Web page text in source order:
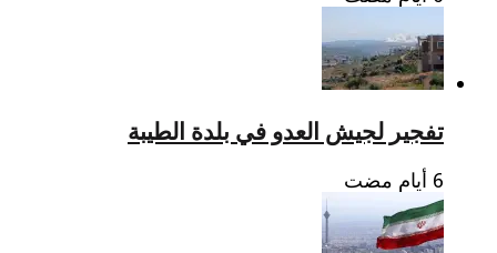
تفجير لجيش العدو في بلدة الطيبة